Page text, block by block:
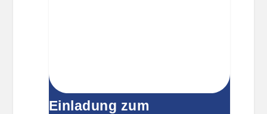
i
Einladung zum